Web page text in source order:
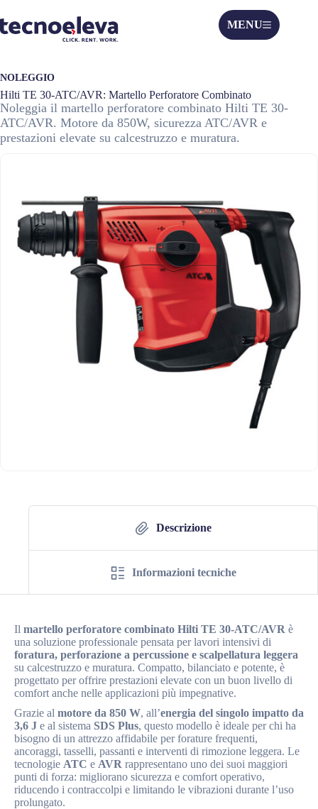
MENU
NOLEGGIO
Hilti TE 30-ATC/AVR: Martello Perforatore Combinato
Noleggia il martello perforatore combinato Hilti TE 30-
ATC/AVR. Motore da 850W, sicurezza ATC/AVR e
prestazioni elevate su calcestruzzo e muratura.
Descrizione
Informazioni tecniche
Il martello perforatore combinato Hilti TE 30-ATC/AVR è
una soluzione professionale pensata per lavori intensivi di
foratura, perforazione a percussione e scalpellatura leggera
su calcestruzzo e muratura. Compatto, bilanciato e potente, è
progettato per offrire prestazioni elevate con un buon livello di
comfort anche nelle applicazioni più impegnative.
Grazie al motore da 850 W, all’energia del singolo impatto da
3,6 J e al sistema SDS Plus, questo modello è ideale per chi ha
bisogno di un attrezzo affidabile per forature frequenti,
ancoraggi, tasselli, passanti e interventi di rimozione leggera. Le
tecnologie ATC e AVR rappresentano uno dei suoi maggiori
punti di forza: migliorano sicurezza e comfort operativo,
riducendo i contraccolpi e limitando le vibrazioni durante l’uso
prolungato.